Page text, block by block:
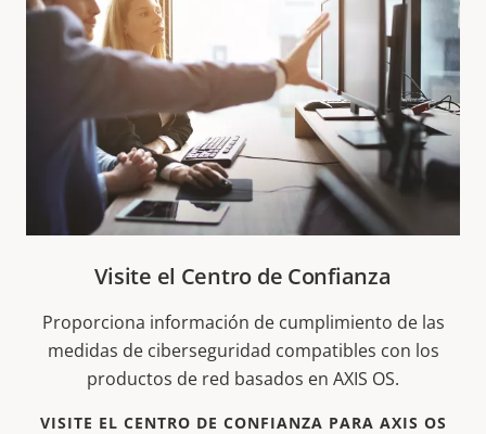
Visite el Centro de Confianza
Proporciona información de cumplimiento de las
medidas de ciberseguridad compatibles con los
productos de red basados en AXIS OS.
VISITE EL CENTRO DE CONFIANZA PARA AXIS OS